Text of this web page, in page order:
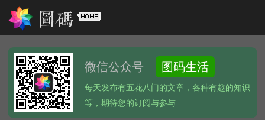
微信公众号 图码生活
每天发布有五花八门的文章，各种有趣的知识
等，期待您的订阅与参与